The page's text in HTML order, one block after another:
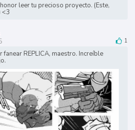
honor leer tu precioso proyecto. (Este,
<3
1
REPLICA, maestro. Increíble